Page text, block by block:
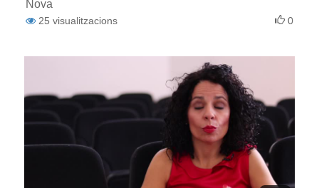
Nova
25 visualitzacions 0